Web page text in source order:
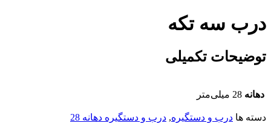
درب سه تکه
توضیحات تکمیلی
دهانه‌ 28 میلی‌متر
دسته ها درب و دستگیره, درب و دستگیره دهانه 28